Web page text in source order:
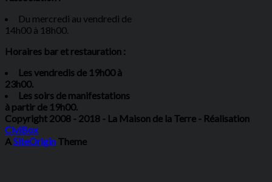
Du mercredi au vendredi de
14h00 à 18h00.
Horaires bar et restauration :
Les vendredis de 19h00 à
23h00.
Les soirs de manifestations
à partir de 19h00.
Copyright 2008 - 2018 - La Maison de la Terre - Réalisation
CiviBox
ASiteOrigin Theme